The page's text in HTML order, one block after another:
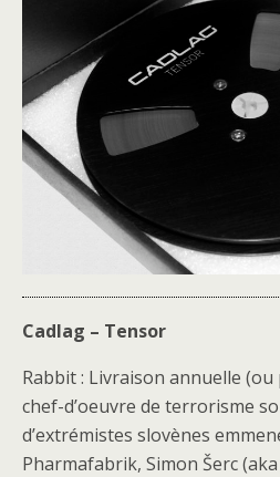
Cadlag – Tensor
Rabbit : Livraison annuelle
chef-d’oeuvre de terrorisme
d’extrémistes slovènes
Pharmafabrik, Simon Šerc